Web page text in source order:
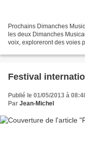
Prochains Dimanches
les deux Dimanches
voix, exploreront des voies
Festival
Publié le 01/05/2013 à
Par Jean-Michel